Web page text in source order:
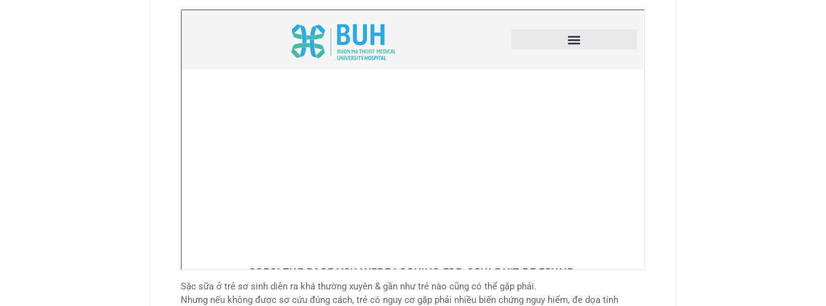
Sặc sữa ở trẻ sơ sinh diễn ra khá thường xuyên & gần như trẻ nào cũng có thể gặp phải.
Nhưng nếu không được sơ cứu đúng cách, trẻ có nguy cơ gặp phải nhiều biến chứng nguy hiểm, đe dọa tính